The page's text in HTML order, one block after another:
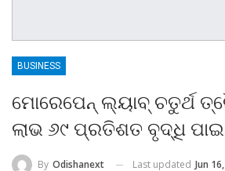
BUSINESS
ମୋରେପେନ୍ ଲ୍ୟାବ୍ ଚତୁର୍ଥ
ଲାଭ ୬୯ ପ୍ରତିଶତ ବୃଦ୍ଧି
By Odishanext Last updated Jun